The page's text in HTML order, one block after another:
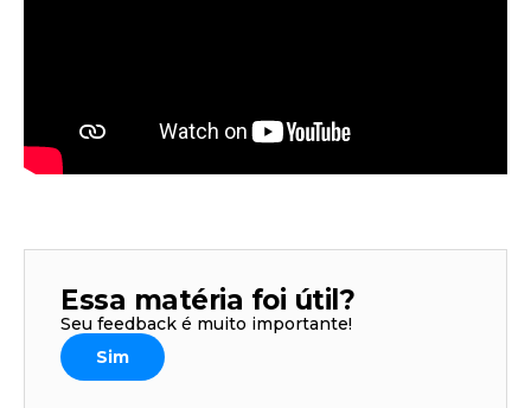
Essa matéria foi útil?
Seu feedback é muito importante!
Sim